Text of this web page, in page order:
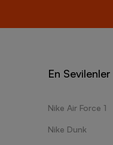
En Sevilenler
Nike Air Force 1
Nike Dunk